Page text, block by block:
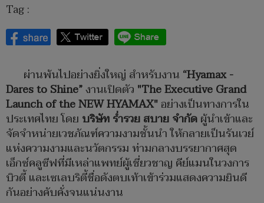
Tag :
ผ่านพ้นไปอย่างยิ่งใหญ่ สำหรับงาน “Hyamax -
Dares to Shine”งานเปิดตัว "The Executive Grand
Launch of the NEW HYAMAX"อย่างเป็นทางการใน
ประเทศไทย โดย บริษัท ร่ำรวย สบาย จำกัดผู้นำเข้าและ
จัดจำหน่ายเวชภัณฑ์ความงามชั้นนำ ให้กลายเป็นรันเวย์
แห่งความงามและนวัตกรรม ท่ามกลางบรรยากาศสุด
เอ็กซ์คลูซีฟที่มีเหล่าแพทย์ผู้เชี่ยวชาญ คีย์แมนในวงการ
บิวตี้ และเซเลบริตี้ชื่อดังตบเท้าเข้าร่วมแสดงความยินดี
กันอย่างคับคั่งจนแน่นงาน